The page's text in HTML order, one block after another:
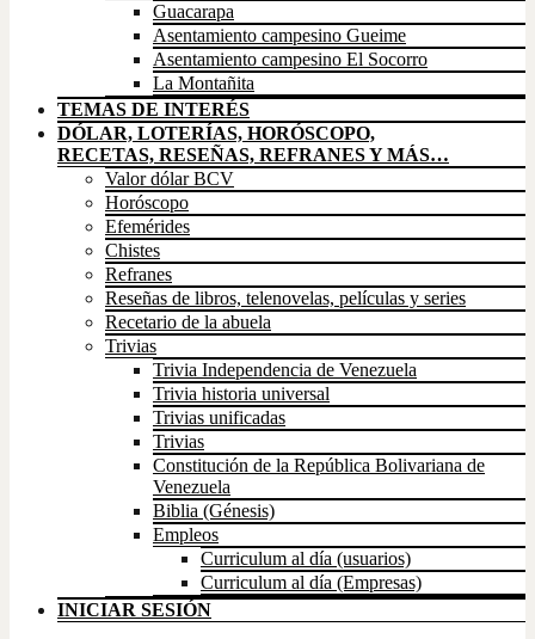
Guacarapa
Asentamiento campesino Gueime
Asentamiento campesino El Socorro
La Montañita
TEMAS DE INTERÉS
DÓLAR, LOTERÍAS, HORÓSCOPO,
RECETAS, RESEÑAS, REFRANES Y MÁS…
Valor dólar BCV
Horóscopo
Efemérides
Chistes
Refranes
Reseñas de libros, telenovelas, películas y series
Recetario de la abuela
Trivias
Trivia Independencia de Venezuela
Trivia historia universal
Trivias unificadas
Trivias
Constitución de la República Bolivariana de
Venezuela
Biblia (Génesis)
Empleos
Curriculum al día (usuarios)
Curriculum al día (Empresas)
INICIAR SESIÓN